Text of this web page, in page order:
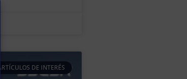
ARTÍCULOS DE INTERÉS